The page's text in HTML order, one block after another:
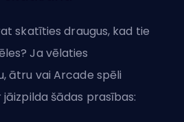
skatīties draugus, kad tie
Ja vēlaties
, ātru vai Arcade spēli
šādas prasības: